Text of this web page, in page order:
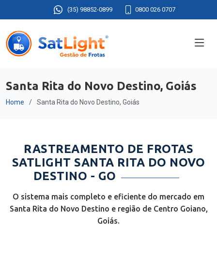
(35) 98852-0899 0800 026 0707
Santa Rita do Novo Destino, Goiás
Home Santa Rita do Novo Destino, Goiás
RASTREAMENTO DE FROTAS
SATLIGHT SANTA RITA DO NOVO
DESTINO - GO
O sistema mais completo e eficiente do mercado em
Santa Rita do Novo Destino e região de Centro Goiano,
Goiás.